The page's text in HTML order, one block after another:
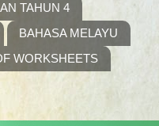
TAHUN 4
BAHASA MELAYU
WORKSHEETS